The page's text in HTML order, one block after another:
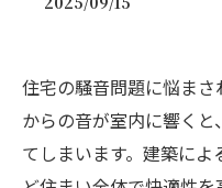
住宅の騒音問題に悩ま
からの音が室内に響く
てしまいます。建築に